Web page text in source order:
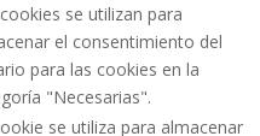
se utilizan para
el consentimiento del
para las cookies en la
"Necesarias".
se utiliza para almacenar